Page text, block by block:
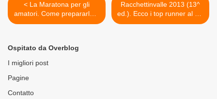
< La Maratona per gli
amatori. Come prepararla e
affrontarla (Lara La Pera e
"Maratona Light"...
Racchettinvalle 2013 (13^
ed.). Ecco i top runner al via
>
Ospitato da Overblog
I migliori post
Pagine
Contatto